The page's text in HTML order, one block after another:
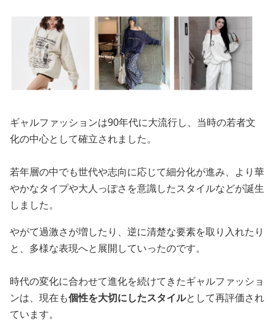
ギャルファッションは90年代に大流行し、当時の若者文
化の中心として確立されました。
若年層の中でも世代や志向に応じて細分化が進み、より華
やかなタイプや大人っぽさを意識したスタイルなどが誕生
しました。
やがて過激さが増したり、逆に清楚な要素を取り入れたり
と、多様な表現へと展開していったのです。
時代の変化に合わせて進化を続けてきたギャルファッショ
ンは、現在も個性を大切にしたスタイルとして再評価され
ています。